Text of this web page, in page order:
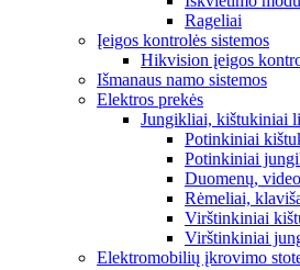
Rageliai
Įeigos kontrolės sistemos
Hikvision įeigos
Išmanaus namo sistemos
Elektros prekės
Jungikliai, kištukiniai
Potinkiniai
Potinkiniai
Duomenų,
Rėmeliai,
Virštinkiniai
Virštinkiniai
Elektromobilių įkrovimo